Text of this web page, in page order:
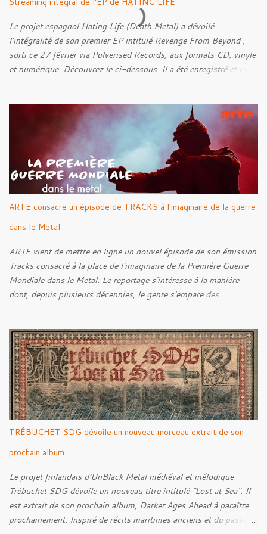
Le projet espagnol Hating Life (Death Metal) a dévoilé
l'intégralité de son premier EP intitulé Revenge From Beyond ,
sorti ce 27 février via Pulverised Records, aux formats CD, vinyle
et numérique. Découvrez le ci-dessous. Il a été enregistré et mixé
Rebellion Against The Vile 05. Revenge From Beyond 06. The
Sense Of Fear
ARTE consacre un épisode de TRACKS à l'imaginaire de la guerre
dans le Metal
ARTE vient de mettre en ligne un nouvel épisode de son émission
Tracks consacré à la place de l'imaginaire de la Première Guerre
Mondiale dans le Metal. Le reportage s'intéresse à la manière
dont, depuis plusieurs décennies, le genre s'empare des
cette réflexion, Tracks est allé à la rencontre de Noise (
Kanonenfieber ) et de Dmytro Kumar ( 1914 ), qui reviennent sur
leur intérêt pour la Première Guerre mondiale. Le documentaire
donne également la parole au producteur Kristian "Kohle"
Kohlmannslehner, collaborateur de 1914 , ainsi qu'à l'historien
Ralf Raths, directeur du Musée allemand des blindés de Munster,
afin d'interroger plus largement la place des images de guerre
dans l'esthétique et l'imaginaire du Metal. Le reportage est à
découvrir ci-dessous :
TRÉBUCHET SDG dévoile un nouveau morceau extrait de son
prochain album
Le projet finlandais d’UnBlack Metal médiéval et mélodique
Trébuchet SDG dévoile un nouveau titre intitulé "Lost at Sea". Il
est extrait de son prochain album, Darker Ages Ahead à paraître
prochainement. Inspiré de récits maritimes anciens et du passage